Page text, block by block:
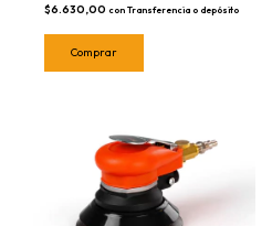
$6.630,00 con Transferencia o depósito